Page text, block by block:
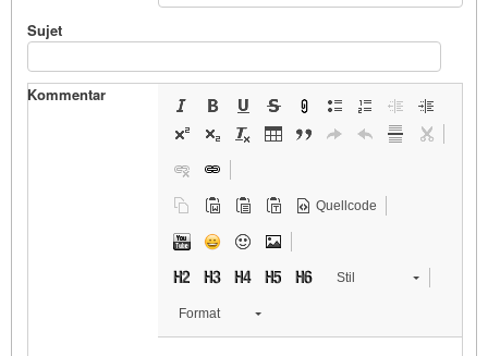
Sujet
Kommentar
Quellcode
Stil
Format